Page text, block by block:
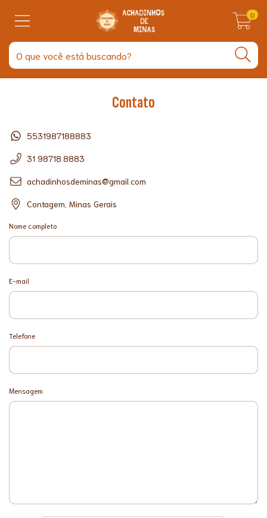
0
Contato
5531987188883
31 98718.8883
achadinhosdeminas@gmail.com
Contagem, Minas Gerais
Nome completo
E-mail
Telefone
Mensagem